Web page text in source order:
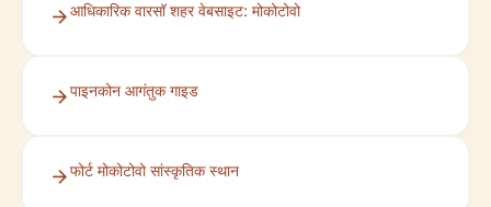
आधिकारिक वारसॉ शहर वेबसाइट: मोकोटोवो
पाइनकोन आगंतुक गाइड
फोर्ट मोकोटोवो सांस्कृतिक स्थान